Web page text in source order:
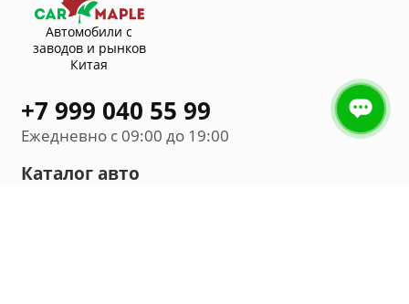
Автомобили с
заводов и рынков
Китая
+7 999 040 55 99
Ежедневно с 09:00 до 19:00
Каталог авто